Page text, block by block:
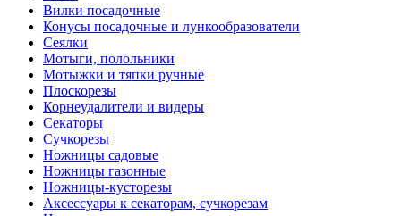
Вилки посадочные
Конусы посадочные и лункообразователи
Сеялки
Мотыги, полольники
Мотыжки и тяпки ручные
Плоскорезы
Корнеудалители и видеры
Секаторы
Сучкорезы
Ножницы садовые
Ножницы газонные
Ножницы-кусторезы
Аксессуары к секаторам, сучкорезам